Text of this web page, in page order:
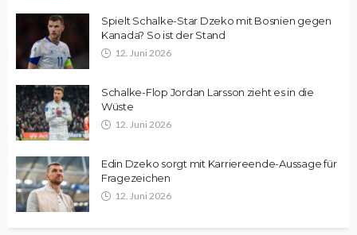
Spielt Schalke-Star Dzeko mit Bosnien gegen
Kanada? So ist der Stand
12. Juni 2026
Schalke-Flop Jordan Larsson zieht es in die
Wüste
12. Juni 2026
Edin Dzeko sorgt mit Karriereende-Aussage für
Fragezeichen
12. Juni 2026